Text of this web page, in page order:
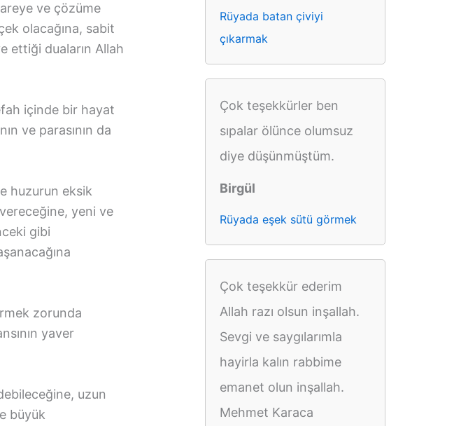
ve çözüme
olacağına, sabit
ettiği duaların Allah
içinde bir hayat
ve parasının da
huzurun eksik
yeni ve
gibi
zorunda
yaver
uzun
büyük
Rüyada batan çiviyi
çıkarmak
Çok teşekkürler ben
sıpalar ölünce olumsuz
diye düşünmüştüm.
Birgül
Rüyada eşek sütü görmek
Çok teşekkür ederim
Allah razı olsun inşallah.
Sevgi ve saygılarımla
hayirla kalın rabbime
emanet olun inşallah.
Mehmet Karaca